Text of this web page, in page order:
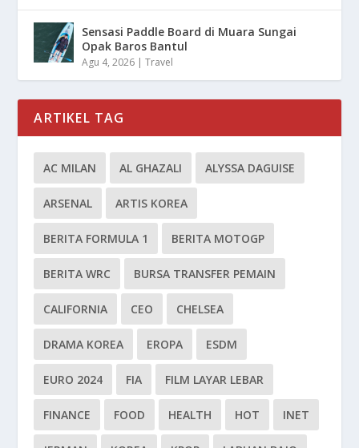
Sensasi Paddle Board di Muara Sungai
Opak Baros Bantul
Agu 4, 2026 |Travel
ARTIKEL TAG
AC MILAN AL GHAZALI ALYSSA DAGUISE
ARSENAL ARTIS KOREA
BERITA FORMULA 1 BERITA MOTOGP
BERITA WRC BURSA TRANSFER PEMAIN
CALIFORNIA CEO CHELSEA
DRAMA KOREA EROPA ESDM
EURO 2024 FIA FILM LAYAR LEBAR
FINANCE FOOD HEALTH HOT INET